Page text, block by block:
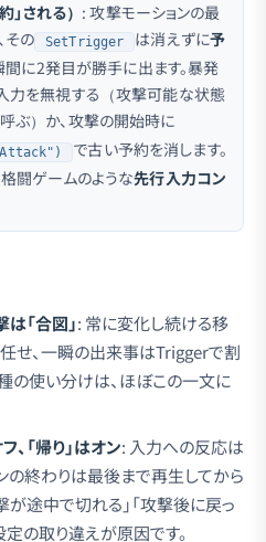
される） : 攻撃モーションの最
その
SetTrigger は消えずに予
間に2発目が勝手に出ます。暴発
力を無視する（攻撃可能な状態
ぶ）か、攻撃の開始時に
で古い予約を消します。
格闘ゲームのような先行入力コン
は「合図」: 常に変化し続ける移
せ、一瞬の出来事はTriggerで割
の使い分けは、ほぼこの一文に
「帰り」はオン: 入力への反応は
の終わりは最後まで再生してから
が途中で切れる」「攻撃後に戻っ
の取り違えが原因です。